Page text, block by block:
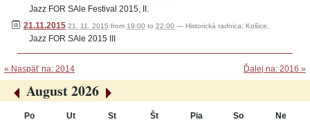
Jazz FOR SAle Festival 2015, II.
21.11.2015 21. 11. 2015 from 19:00 to 22:00 — Historická radnica, Košice,
Jazz FOR SAle 2015 III
« Naspäť na: 2014 Ďalej na: 2016 »
«
August 2026
»
Po Ut St Št Pia So
Ne